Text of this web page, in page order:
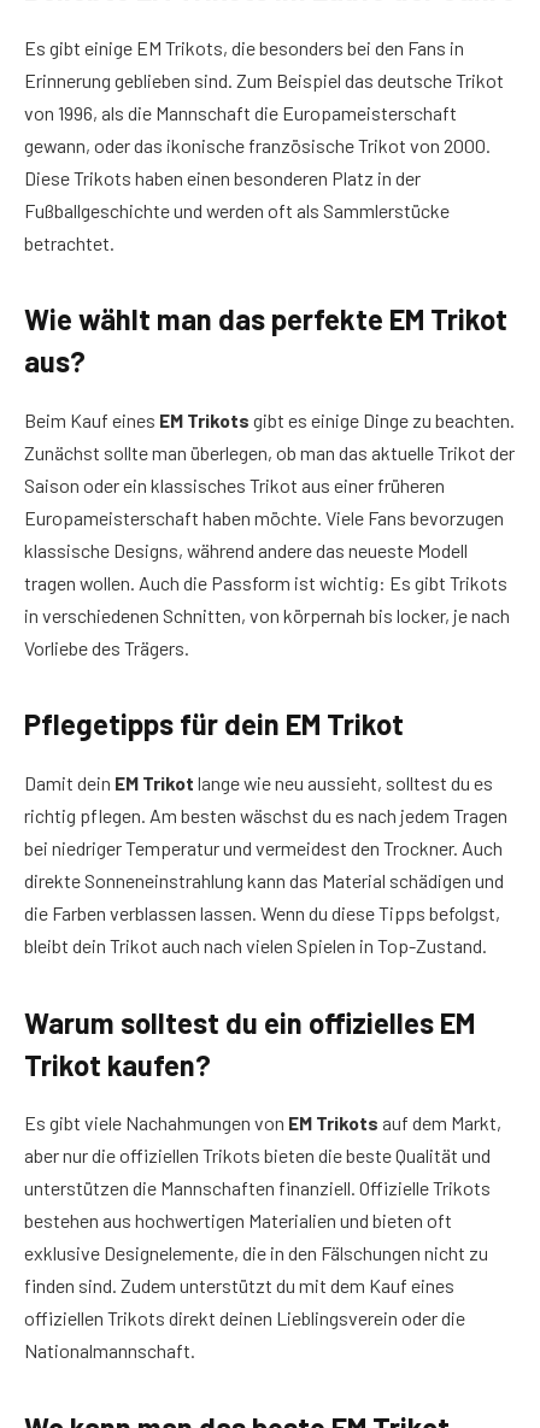
Es gibt einige EM Trikots, die besonders bei den Fans in
Erinnerung geblieben sind. Zum Beispiel das deutsche Trikot
von 1996, als die Mannschaft die Europameisterschaft
gewann, oder das ikonische französische Trikot von 2000.
Diese Trikots haben einen besonderen Platz in der
Fußballgeschichte und werden oft als Sammlerstücke
betrachtet.
Wie wählt man das perfekte EM Trikot
aus?
Beim Kauf eines EM Trikots gibt es einige Dinge zu beachten.
Zunächst sollte man überlegen, ob man das aktuelle Trikot der
Saison oder ein klassisches Trikot aus einer früheren
Europameisterschaft haben möchte. Viele Fans bevorzugen
klassische Designs, während andere das neueste Modell
tragen wollen. Auch die Passform ist wichtig: Es gibt Trikots
in verschiedenen Schnitten, von körpernah bis locker, je nach
Vorliebe des Trägers.
Pflegetipps für dein EM Trikot
Damit dein EM Trikot lange wie neu aussieht, solltest du es
richtig pflegen. Am besten wäschst du es nach jedem Tragen
bei niedriger Temperatur und vermeidest den Trockner. Auch
direkte Sonneneinstrahlung kann das Material schädigen und
die Farben verblassen lassen. Wenn du diese Tipps befolgst,
bleibt dein Trikot auch nach vielen Spielen in Top-Zustand.
Warum solltest du ein offizielles EM
Trikot kaufen?
Es gibt viele Nachahmungen von EM Trikots auf dem Markt,
aber nur die offiziellen Trikots bieten die beste Qualität und
unterstützen die Mannschaften finanziell. Offizielle Trikots
bestehen aus hochwertigen Materialien und bieten oft
exklusive Designelemente, die in den Fälschungen nicht zu
finden sind. Zudem unterstützt du mit dem Kauf eines
offiziellen Trikots direkt deinen Lieblingsverein oder die
Nationalmannschaft.